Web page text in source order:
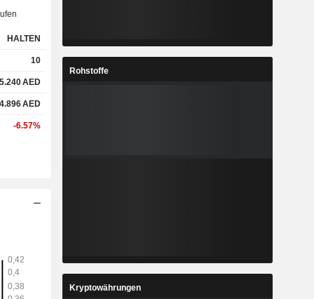
HALTEN
10
5.240AED
4.896AED
-6.57%
Rohstoffe
Kryptowährungen